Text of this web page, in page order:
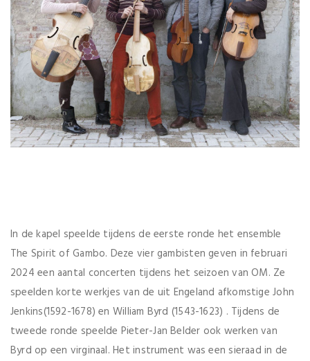
In de kapel speelde tijdens de eerste ronde het ensemble
The Spirit of Gambo. Deze vier gambisten geven in februari
2024 een aantal concerten tijdens het seizoen van OM. Ze
speelden korte werkjes van de uit Engeland afkomstige John
Jenkins(1592-1678) en William Byrd (1543-1623) . Tijdens de
tweede ronde speelde Pieter-Jan Belder ook werken van
Byrd op een virginaal. Het instrument was een sieraad in de